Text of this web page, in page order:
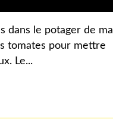
dans le potager de ma
tomates pour mettre
Le...